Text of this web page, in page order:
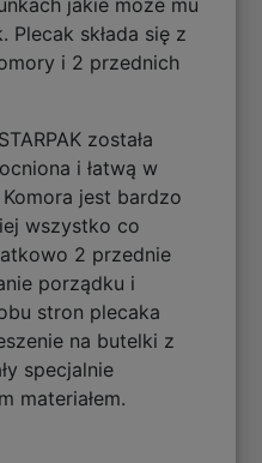
Plecak składa się z
i 2 przednich
została
i łatwą w
jest bardzo
wszystko co
2 przednie
porządku i
stron plecaka
na butelki z
specjalnie
materiałem.